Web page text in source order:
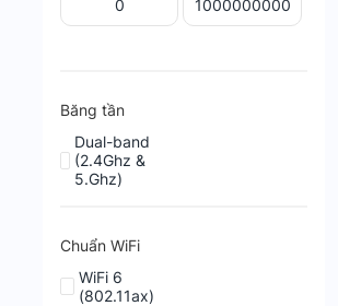
Băng tần
Dual-band
(2.4Ghz &
5.Ghz)
Chuẩn WiFi
WiFi 6
(802.11ax)